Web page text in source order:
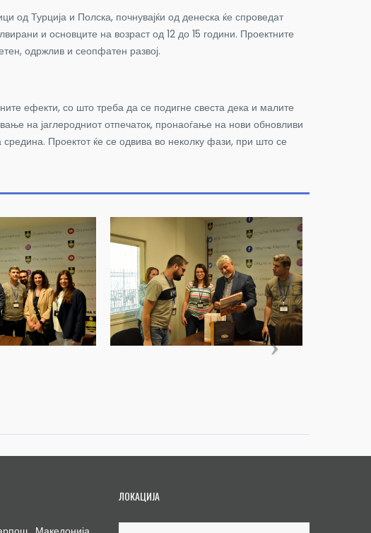
од Турција и Полска, почнувајќи од денеска ќе спроведат
и основците на возраст од 12 до 15 години. Проектните
одржлив и сеопфатен развој.
ефекти, со што треба да се подигне свеста дека и малите
на јаглеродниот отпечаток, пронаоѓање на нови обновливи
Проектот ќе се одвива во неколку фази, при што се
ЛОКАЦИЈА